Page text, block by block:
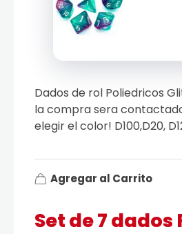
Set de 7 dados
Dados de rol Poliedricos
la compra sera
elegir el color! D100,D20,
Agregar al Carrito